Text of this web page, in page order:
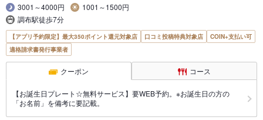
3001～4000円
1001～1500円
調布駅徒歩7分
【アプリ予約限定】最大350ポイント還元対象店 口コミ投稿特典対象店
COIN+支払い可
適格請求書発行事業者
クーポン コース
【お誕生日プレート☆無料サービス】要WEB予約。※お誕生日の方の
「お名前」を備考に要記載。